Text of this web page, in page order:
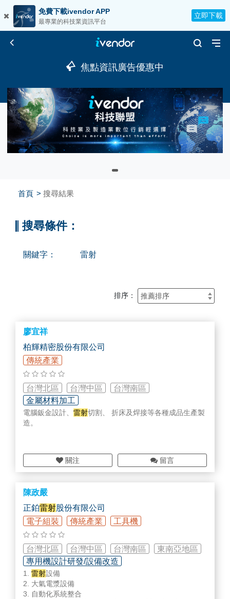
免費下載ivendor APP
最專業的科技業資訊平台
立即下載
焦點資訊廣告優惠中
首頁 搜尋結果
搜尋條件：
關鍵字： 雷射
排序：
廖宜祥
柏輝精密股份有限公司
傳統產業
台灣北區 台灣中區
台灣南區
金屬材料加工
電腦鈑金設計、 雷射切割、 折床及焊接等各種成品生產製
造。
關注 留言
陳政嚴
正鉑雷射股份有限公司
電子組裝
傳統產業 工具機
台灣北區 台灣中區 台灣南區
東南亞地區
專用機設計研發/設備改造
智慧工廠規劃/設備/部品
1. 雷射設備
2. 大氣電漿設備
3. 自動化系統整合